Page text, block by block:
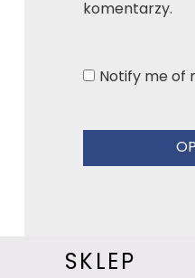
komentarzy.
Notify me of
SKLEP